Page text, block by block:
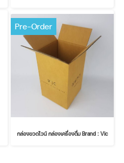
Pre-Order
กล่องขวดไวน์ กล่องเครื่องดื่ม Brand : Vic